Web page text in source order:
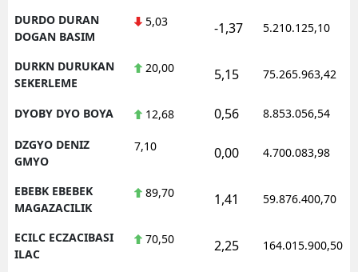
DURDO DURAN
DOGAN BASIM
5,03 -1,37 5.210.125,10
DURKN DURUKAN
SEKERLEME
20,00 5,15 75.265.963,42
DYOBY DYO BOYA 12,68 0,56 8.853.056,54
DZGYO DENIZ
GMYO
7,10 0,00 4.700.083,98
EBEBK EBEBEK
MAGAZACILIK
89,70 1,41 59.876.400,70
ECILC ECZACIBASI
ILAC
70,50 2,25 164.015.900,50